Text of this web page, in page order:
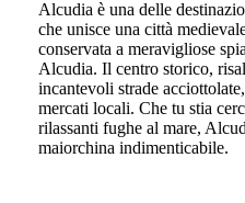
Alcudia è una delle
che unisce una città
conservata a meravigliose
Alcudia. Il centro storico,
incantevoli strade
mercati locali. Che tu stia
rilassanti fughe al mare,
maiorchina indimenticabile.